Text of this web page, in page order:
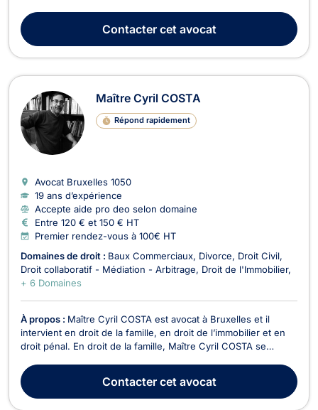
fiable et professionnelle, Maître BAUDOUX s'engage à fournir
des conseils juridiques de qualit...
Contactercet avocat
Maître Cyril COSTA
Répond rapidement
Avocat Bruxelles 1050
19 ans d’expérience
Accepte aide pro deo selon domaine
Entre 120 € et 150 € HT
Premier rendez-vous à 100€ HT
Domaines de droit : Baux Commerciaux Divorce
Droit Civil
Droit collaboratif - Médiation - Arbitrage
Droit de l'Immobilier
+ 6 Domaines
À propos : Maître Cyril COSTA est avocat à Bruxelles et il
intervient en droit de la famille, en droit de l’immobilier et en
droit pénal. En droit de la famille, Maître Cyril COSTA se
de cohabitation légale, de filiation, de droit de garde et de
droit de visite, de pension a...
Contactercet avocat